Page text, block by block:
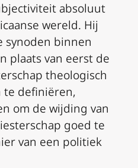
absoluut
wereld. Hij
synoden binnen
plaats van eerst de
theologisch
te definiëren,
om de wijding van
goed te
van een politiek